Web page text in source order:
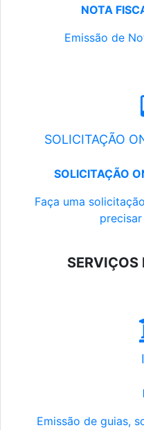
NOTA
Emissão de
SOLICITAÇÃO
SOLICITAÇÃO
Faça uma
SERVIÇOS
Emissão de guias,